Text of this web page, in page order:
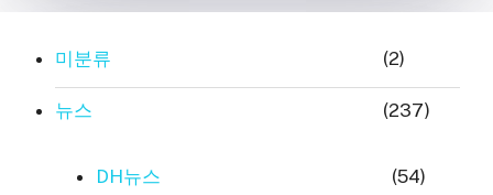
미분류 (2)
뉴스 (237)
DH뉴스 (54)